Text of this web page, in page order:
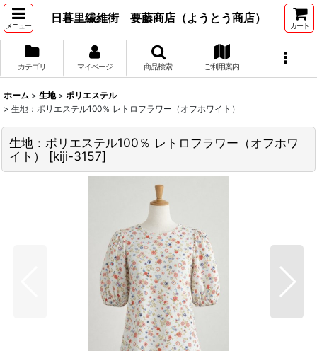
メニュー
日暮里繊維街 要藤商店（ようとう商店）
カート
カテゴリ マイページ 商品検索 ご利用案内
ホーム > 生地 > ポリエステル
> 生地：ポリエステル100％ レトロフラワー（オフホワイト）
生地：ポリエステル100％ レトロフラワー（オフホワ
イト）
[kiji-3157]